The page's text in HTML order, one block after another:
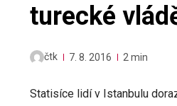
turecké
čtk 7. 8. 2016 2 min
Statisíce lidí v Istanbulu